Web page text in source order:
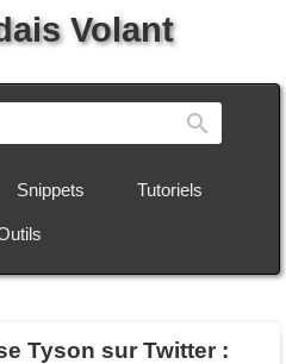
Volant
Snippets Tutoriels
Tyson sur Twitter :